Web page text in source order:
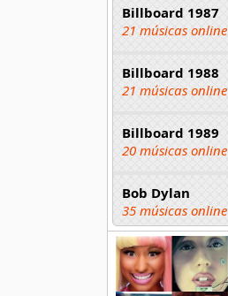
Billboard 1987
21 músicas online
Billboard 1988
21 músicas online
Billboard 1989
20 músicas online
Bob Dylan
35 músicas online
Full 80s
121 músicas online